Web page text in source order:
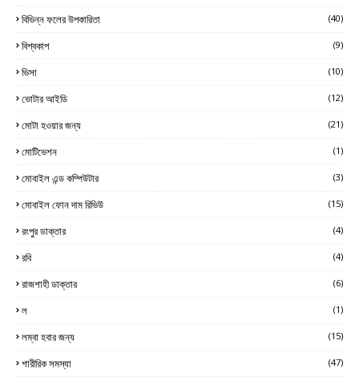
বিভিন্ন ফলের উপকারিতা (40)
বিশ্বকাপ (9)
ভিসা (10)
ভোটার আইডি (12)
মোটা হওয়ার জন্য (21)
মোটিভেশন (1)
মোবাইল এন্ড কম্পিউটার (3)
মোবাইল ফোন দাম রিভিউ (15)
রংপুর ডাক্তার (4)
রবি (4)
রাজশাহী ডাক্তার (6)
ল (1)
লম্বা হবার জন্য (15)
শারীরিক সমস্যা (47)